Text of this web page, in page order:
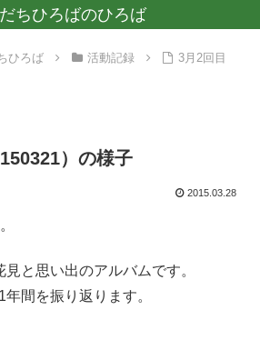
ちひろばのひろば
ひろば 活動記録
3月2回目
）の様子
2015.03.28
見と思い出のアルバムです。
間を振り返ります。